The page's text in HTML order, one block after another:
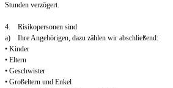
Stunden verzögert.
4. Risikopersonen sind
a) Ihre Angehörigen, dazu zählen wir abschließend:
• Kinder
• Eltern
• Geschwister
• Großeltern und Enkel